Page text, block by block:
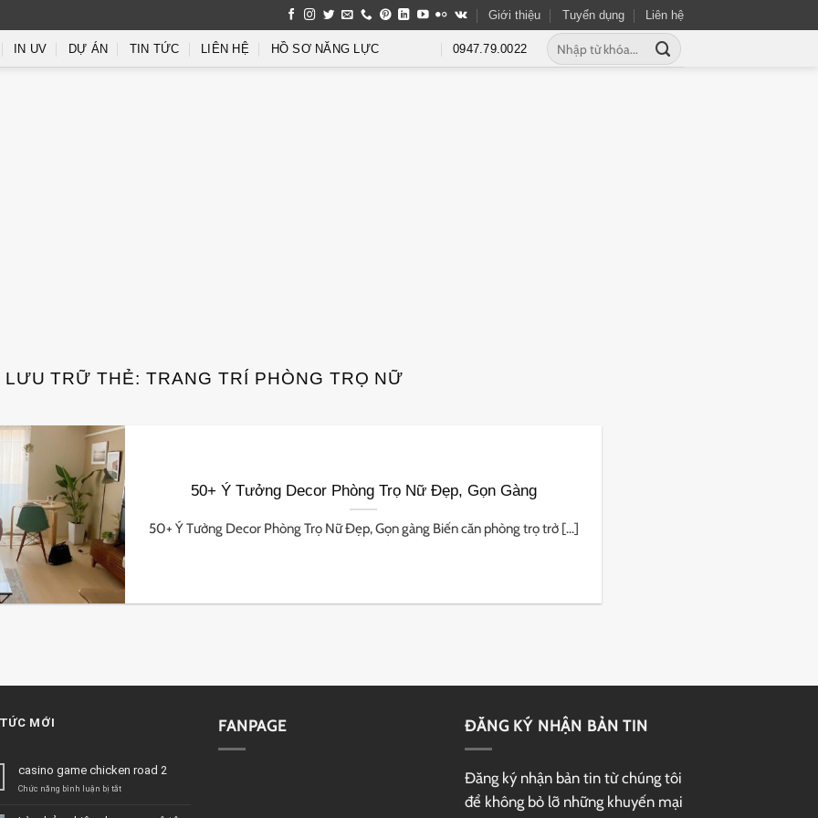
Giới thiệu Tuyển dụng Liên hệ
IN UV DỰ ÁN TIN TỨC LIÊN HỆ HỒ SƠ NĂNG LỰC 0947.79.0022
LƯU TRỮ THẺ:TRANG TRÍ PHÒNG TRỌ NỮ
50+ Ý Tưởng Decor Phòng Trọ Nữ Đẹp, Gọn Gàng
50+ Ý Tưởng Decor Phòng Trọ Nữ Đẹp, Gọn gàng Biến căn phòng trọ trở [...]
MỚI
casino game chicken road 2
Chức năng bình luận bị tắtở
FANPAGE ĐĂNG KÝ NHẬN BẢN TIN
Đăng ký nhận bản tin từ chúng tôi
để không bỏ lỡ những khuyến mại